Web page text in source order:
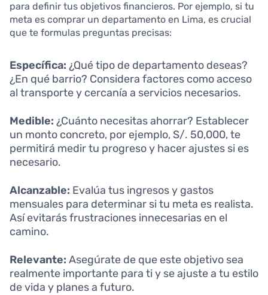
para definir tus objetivos financieros. Por ejemplo, si tu
meta es comprar un departamento en Lima, es crucial
que te formulas preguntas precisas:
Específica: ¿Qué tipo de departamento deseas?
¿En qué barrio? Considera factores como acceso
al transporte y cercanía a servicios necesarios.
Medible: ¿Cuánto necesitas ahorrar? Establecer
un monto concreto, por ejemplo, S/. 50,000, te
permitirá medir tu progreso y hacer ajustes si es
necesario.
Alcanzable: Evalúa tus ingresos y gastos
mensuales para determinar si tu meta es realista.
Así evitarás frustraciones innecesarias en el
camino.
Relevante: Asegúrate de que este objetivo sea
realmente importante para ti y se ajuste a tu estilo
de vida y planes a futuro.